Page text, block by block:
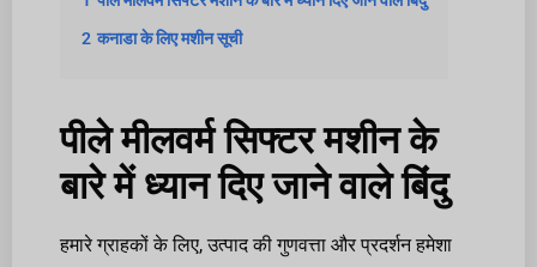
2 कनाडा के लिए मशीन सूची
पीले मीलवर्म सिफ्टर मशीन के
बारे में ध्यान दिए जाने वाले बिंदु
हमारे ग्राहकों के लिए, उत्पाद की गुणवत्ता और प्रदर्शन हमेशा